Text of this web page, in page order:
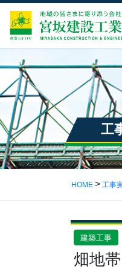
工
HOME 工事
建築工事
畑地